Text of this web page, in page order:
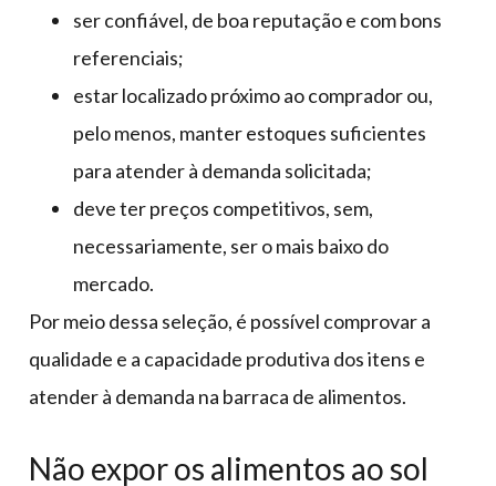
ser confiável, de boa reputação e com bons
referenciais;
estar localizado próximo ao comprador ou,
pelo menos, manter estoques suficientes
para atender à demanda solicitada;
deve ter preços competitivos, sem,
necessariamente, ser o mais baixo do
mercado.
Por meio dessa seleção, é possível comprovar a
qualidade e a capacidade produtiva dos itens e
atender à demanda na barraca de alimentos.
Não expor os alimentos ao sol